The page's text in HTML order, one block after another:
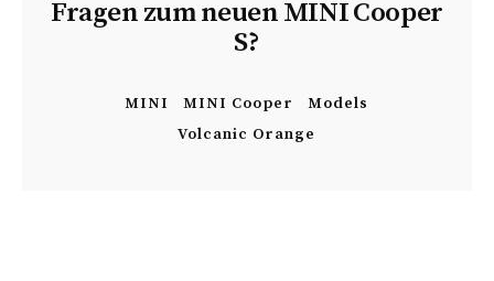
Fragen zum neuen MINI Cooper
S?
MINI MINI Cooper
Models
Volcanic Orange